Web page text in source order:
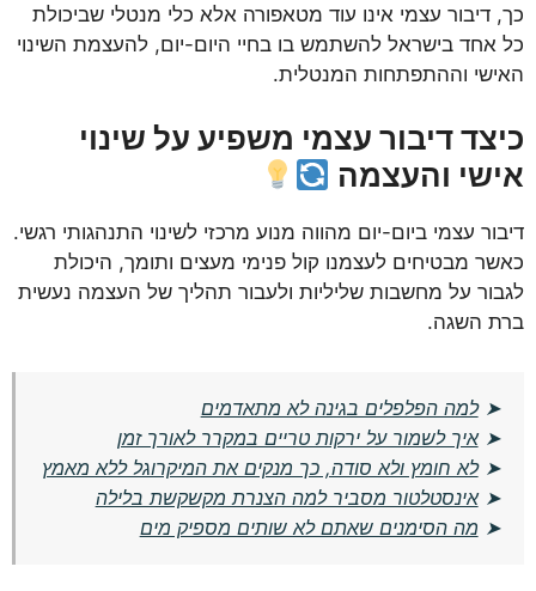
כך, דיבור עצמי אינו עוד מטאפורה אלא כלי מנטלי שביכולת
כל אחד בישראל להשתמש בו בחיי היום-יום, להעצמת השינוי
האישי וההתפתחות המנטלית.
כיצד דיבור עצמי משפיע על שינוי
אישי והעצמה
דיבור עצמי ביום-יום מהווה מנוע מרכזי לשינוי התנהגותי רגשי.
כאשר מבטיחים לעצמנו קול פנימי מעצים ותומך, היכולת
לגבור על מחשבות שליליות ולעבור תהליך של העצמה נעשית
ברת השגה.
➤למה הפלפלים בגינה לא מתאדמים
➤איך לשמור על ירקות טריים במקרר לאורך זמן
➤לא חומץ ולא סודה, כך מנקים את המיקרוגל ללא מאמץ
➤אינסטלטור מסביר למה הצנרת מקשקשת בלילה
➤ מה הסימנים שאתם לא שותים מספיק מים